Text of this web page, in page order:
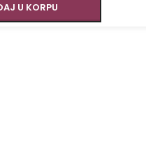
U KORPU